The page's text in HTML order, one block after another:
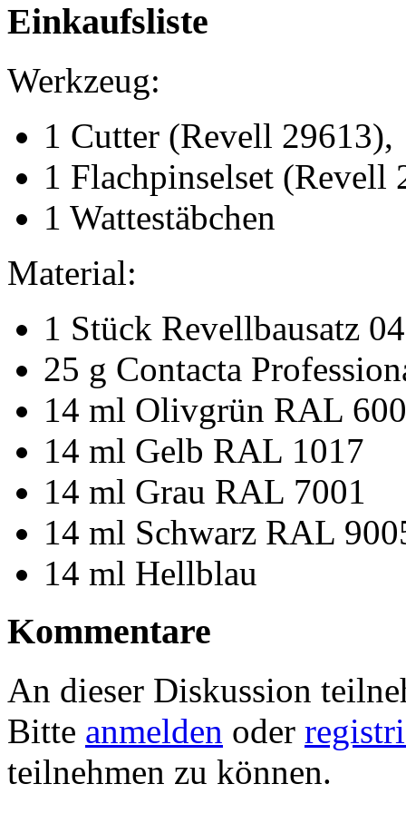
Einkaufsliste
Werkzeug:
1 Cutter (Revell 29613),
1 Flachpinselset (Revell
1 Wattestäbchen
Material:
1 Stück Revellbausatz
25 g Contacta
14 ml Olivgrün RAL
14 ml Gelb RAL 1017
14 ml Grau RAL 7001
14 ml Schwarz RAL
14 ml Hellblau
Kommentare
An dieser Diskussion
Bitte anmelden oder
teilnehmen zu können.